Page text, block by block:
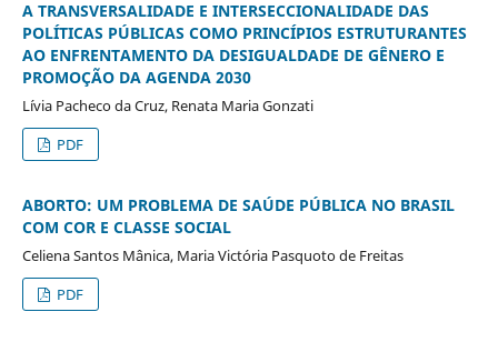
A TRANSVERSALIDADE E INTERSECCIONALIDADE DAS
POLÍTICAS PÚBLICAS COMO PRINCÍPIOS ESTRUTURANTES
AO ENFRENTAMENTO DA DESIGUALDADE DE GÊNERO E
PROMOÇÃO DA AGENDA 2030
Lívia Pacheco da Cruz, Renata Maria Gonzati
PDF
ABORTO: UM PROBLEMA DE SAÚDE PÚBLICA NO BRASIL
COM COR E CLASSE SOCIAL
Celiena Santos Mânica, Maria Victória Pasquoto de Freitas
PDF